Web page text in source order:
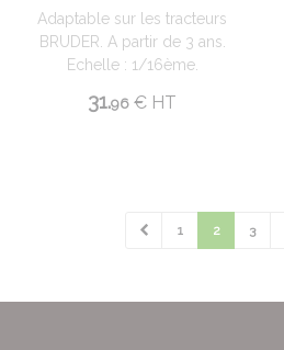
Adaptable sur les tracteurs
BRUDER. A partir de 3 ans.
Echelle : 1/16ème.
31.96 € HT
1 2 3